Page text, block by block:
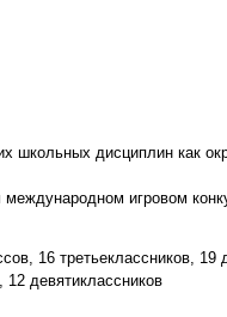
школьных дисциплин как
игровом
16 третьеклассников, 19
девятиклассников